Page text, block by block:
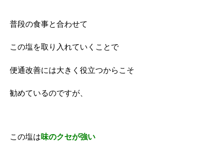
普段の食事と合わせて
この塩を取り入れていくことで
便通改善には大きく役立つからこそ
勧めているのですが、
この塩は味のクセが強い